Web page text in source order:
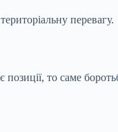
перевагу.
то саме